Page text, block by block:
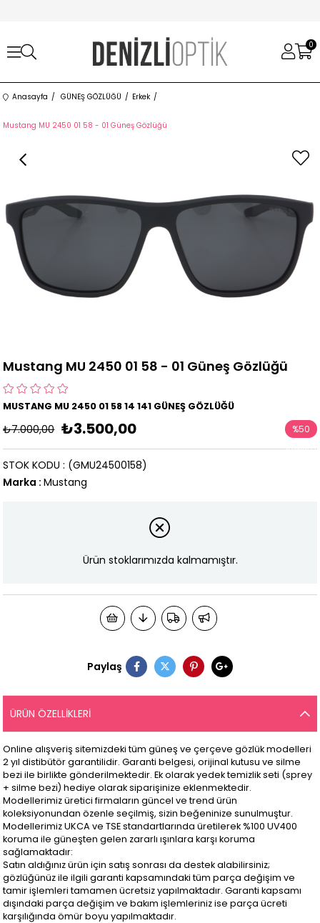
0
Anasayfa GÜNEŞ GÖZLÜĞÜ Erkek
Mustang MU 2450 01 58 - 01 Güneş Gözlüğü
Mustang MU 2450 01 58 - 01 Güneş Gözlüğü
MUSTANG MU 2450 01 58 14 141 GÜNEŞ GÖZLÜĞÜ
₺7.000,00 ₺3.500,00 %50
İndirim
(GMU24500158)
STOK KODU
Marka : Mustang
Ürün stoklarımızda kalmamıştır.
Paylaş
ÜRÜN ÖZELLIKLERI
Online alışveriş sitemizdeki tüm güneş ve çerçeve gözlük modelleri
2 yıl distibütör garantilidir. Garanti belgesi, orijinal kutusu ve silme
bezi ile birlikte gönderilmektedir. Ek olarak yedek temizlik seti (sprey
+ silme bezi) hediye olarak siparişinize eklenmektedir.
Modellerimiz üretici firmaların güncel ve trend ürün
koleksiyonundan özenle seçilmiş, sizin beğeninize sunulmuştur.
Modellerimiz UKCA ve TSE standartlarında üretilerek %100 UV400
koruma ile güneşten gelen zararlı ışınlara karşı koruma
sağlamaktadır:
Satın aldığınız ürün için satış sonrası da destek alabilirsiniz;
gözlüğünüz ile ilgili garanti kapsamındaki tüm parça değişim ve
tamir işlemleri tamamen ücretsiz yapılmaktadır. Garanti kapsamı
dışındaki parça değişim ve bakım işlemleriniz ise parça ücreti
karşılığında ömür boyu yapılmaktadır.